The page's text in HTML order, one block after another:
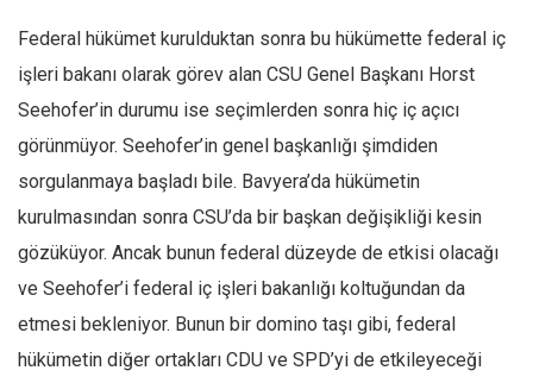
Federal hükümet kurulduktan sonra bu hükümette federal iç
işleri bakanı olarak görev alan CSU Genel Başkanı Horst
Seehofer’in durumu ise seçimlerden sonra hiç iç açıcı
görünmüyor. Seehofer’in genel başkanlığı şimdiden
sorgulanmaya başladı bile. Bavyera’da hükümetin
kurulmasından sonra CSU’da bir başkan değişikliği kesin
gözüküyor. Ancak bunun federal düzeyde de etkisi olacağı
ve Seehofer’i federal iç işleri bakanlığı koltuğundan da
etmesi bekleniyor. Bunun bir domino taşı gibi, federal
hükümetin diğer ortakları CDU ve SPD’yi de etkileyeceği